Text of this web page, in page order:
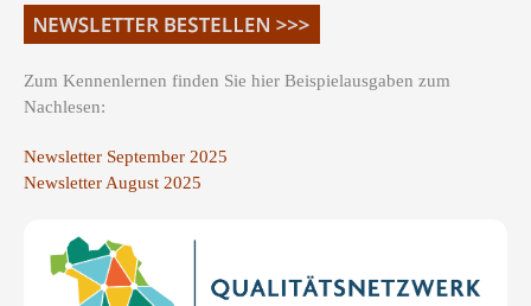
Zum Kennenlernen finden Sie hier Beispielausgaben zum
Nachlesen:
Newsletter September 2025
Newsletter August 2025